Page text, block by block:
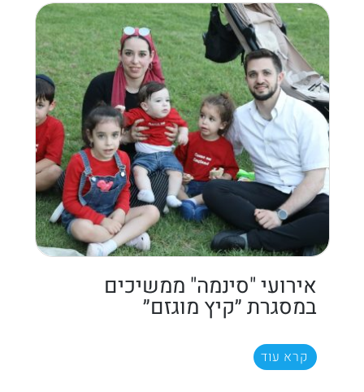
אירועי "סינמה" ממשיכים
במסגרת ״קיץ מוגזם״
קרא עוד